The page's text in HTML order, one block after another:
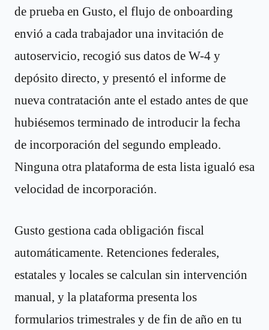
de prueba en Gusto, el flujo de onboarding
envió a cada trabajador una invitación de
autoservicio, recogió sus datos de W-4 y
depósito directo, y presentó el informe de
nueva contratación ante el estado antes de que
hubiésemos terminado de introducir la fecha
de incorporación del segundo empleado.
Ninguna otra plataforma de esta lista igualó esa
velocidad de incorporación.
Gusto gestiona cada obligación fiscal
automáticamente. Retenciones federales,
estatales y locales se calculan sin intervención
manual, y la plataforma presenta los
formularios trimestrales y de fin de año en tu